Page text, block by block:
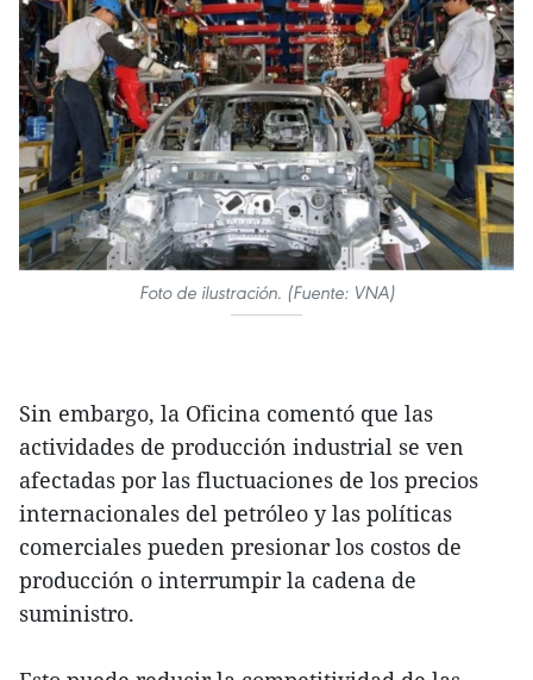
Foto de ilustración. (Fuente: VNA)
Sin embargo, la Oficina comentó que las
actividades de producción industrial se ven
afectadas por las fluctuaciones de los precios
internacionales del petróleo y las políticas
comerciales pueden presionar los costos de
producción o interrumpir la cadena de
suministro.